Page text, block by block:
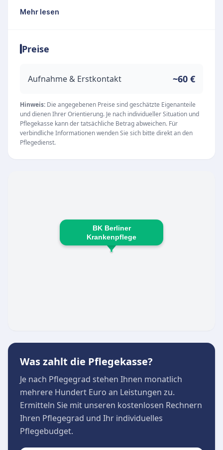
dem Grundsatz der ganzheitlichen Betreuung,
psychosozialen Bedürfnissen im Mittelpunkt
Patienten bestmöglich zu erhalten und
Unsere Leistungen
Das engagierte Team stellt eine umfassende
Versorgung im eigenen Zuhause sicher. Das
Leistungsspektrum umfasst dabei unter
anderem:
Umfangreiche Sozialberatung und individuelle
24-Stunden-Rufbereitschaft für maximale
Atmosphäre entsteht, in der sich Patienten
rundum gut aufgehoben fühlen.
Mehr lesen
Preise
Aufnahme & Erstkontakt ~60 €
Hinweis: Die angegebenen Preise sind geschätzte Eigenanteile
und dienen Ihrer Orientierung. Je nach individueller Situation und
Pflegekasse kann der tatsächliche Betrag abweichen. Für
verbindliche Informationen wenden Sie sich bitte direkt an den
Pflegedienst.
BK Berliner
Krankenpflege
Was zahlt die Pflegekasse?
Je nach Pflegegrad stehen Ihnen monatlich
mehrere Hundert Euro an Leistungen zu.
Ermitteln Sie mit unseren kostenlosen Rechnern
Ihren Pflegegrad und Ihr individuelles
Pflegebudget.